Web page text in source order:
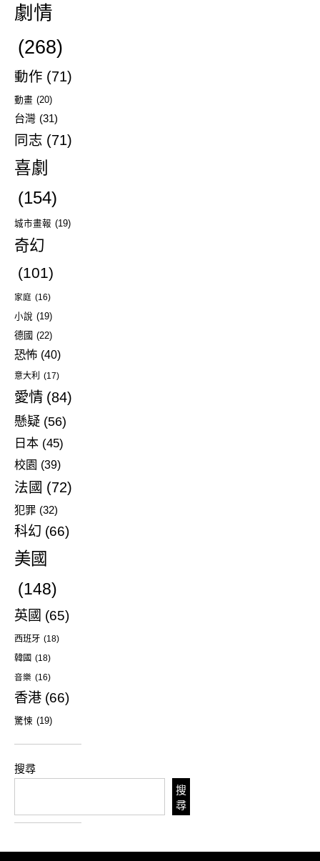
劇情
(268)
動作 (71)
動畫 (20)
台灣 (31)
同志 (71)
喜劇
(154)
城市畫報 (19)
奇幻
(101)
家庭 (16)
小說 (19)
德國 (22)
恐怖 (40)
意大利 (17)
愛情 (84)
懸疑 (56)
日本 (45)
校園 (39)
法國 (72)
犯罪 (32)
科幻 (66)
美國
(148)
英國 (65)
西班牙 (18)
韓國 (18)
音樂 (16)
香港 (66)
驚悚 (19)
搜尋
搜
尋